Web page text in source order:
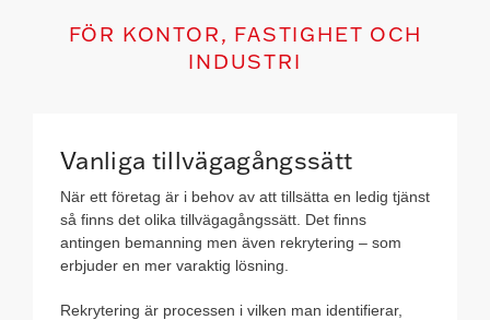
FÖR KONTOR, FASTIGHET OCH
INDUSTRI
Vanliga tillvägagångssätt
När ett företag är i behov av att tillsätta en ledig tjänst
så finns det olika tillvägagångssätt. Det finns
antingen bemanning men även rekrytering – som
erbjuder en mer varaktig lösning.
Rekrytering är processen i vilken man identifierar,